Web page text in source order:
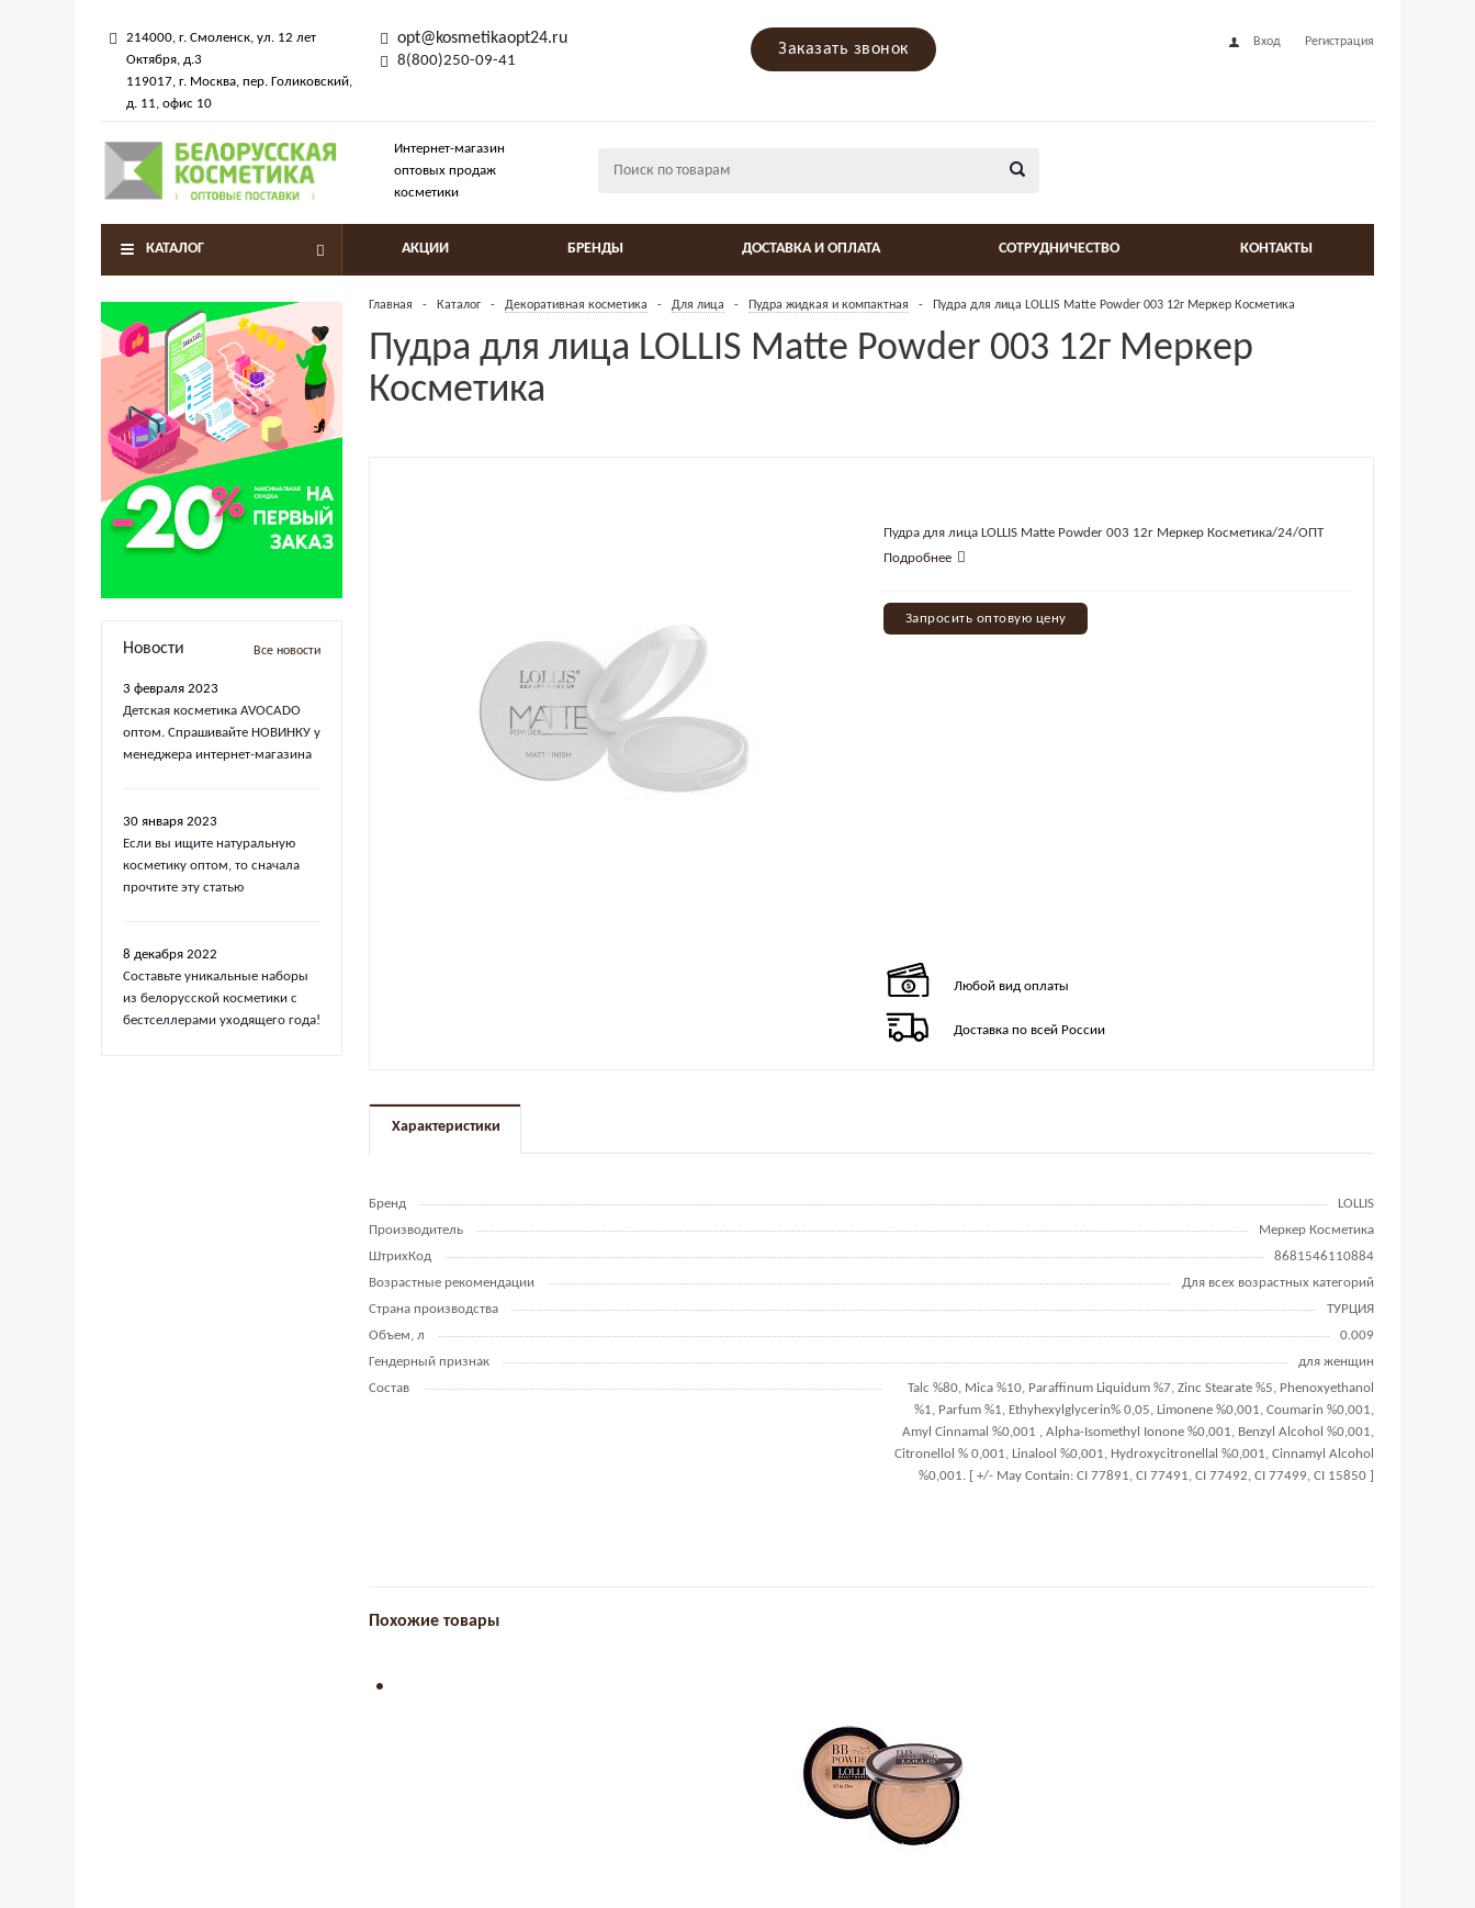
214000, г. Смоленск, ул. 12 лет
Октября, д.3
119017, г. Москва, пер. Голиковский,
д. 11, офис 10
opt@kosmetikaopt24.ru
8(800)250-09-41
Заказать звонок Вход Регистрация
Интернет-магазин
оптовых продаж
косметики
КАТАЛОГ АКЦИИ БРЕНДЫ ДОСТАВКА И ОПЛАТА СОТРУДНИЧЕСТВО КОНТАКТЫ
Новости Все новости
3 февраля 2023
Детская косметика AVOCADO
оптом. Спрашивайте НОВИНКУ у
менеджера интернет-магазина
30 января 2023
Если вы ищите натуральную
косметику оптом, то сначала
прочтите эту статью
8 декабря 2022
Составьте уникальные наборы
из белорусской косметики с
бестселлерами уходящего года!
Главная - Каталог - Декоративная косметика - Для лица - Пудра жидкая и компактная - Пудра для лица LOLLIS Matte Powder 003 12г Меркер Косметика
Пудра для лица LOLLIS Matte Powder 003 12г Меркер
Косметика
Пудра для лица LOLLIS Matte Powder 003 12г Меркер Косметика/24/ОПТ
Подробнее
Запросить оптовую цену
Любой вид оплаты
Доставка по всей России
Характеристики
Бренд
LOLLIS
Производитель
Меркер Косметика
ШтрихКод
8681546110884
Возрастные рекомендации
Для всех возрастных категорий
Страна производства
ТУРЦИЯ
Объем, л
0.009
Гендерный признак
для женщин
Состав
Talc %80, Mica %10, Paraffinum Liquidum %7, Zinc Stearate %5, Phenoxyethanol
%1, Parfum %1, Ethyhexylglycerin% 0,05, Limonene %0,001, Coumarin %0,001,
Amyl Cinnamal %0,001 , Alpha-Isomethyl Ionone %0,001, Benzyl Alcohol %0,001,
Citronellol % 0,001, Linalool %0,001, Hydroxycitronellal %0,001, Cinnamyl Alcohol
%0,001. [ +/- May Contain: CI 77891, CI 77491, CI 77492, CI 77499, CI 15850 ]
Похожие товары